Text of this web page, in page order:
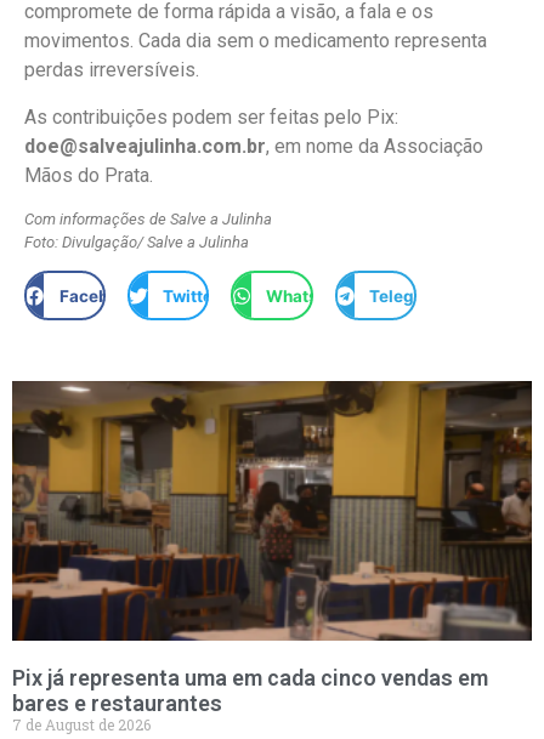
compromete de forma rápida a visão, a fala e os
movimentos. Cada dia sem o medicamento representa
perdas irreversíveis.
As contribuições podem ser feitas pelo Pix:
doe@salveajulinha.com.br, em nome da Associação
Mãos do Prata.
Com informações de Salve a Julinha
Foto: Divulgação/ Salve a Julinha
Facebook Twitter WhatsApp Telegram
Pix já representa uma em cada cinco vendas em
bares e restaurantes
7 de August de 2026